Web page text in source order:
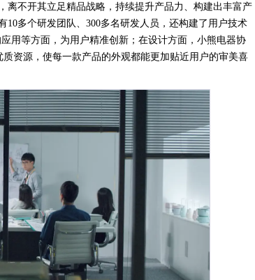
离不开其立足精品战略，持续提升产品力、构建出丰富产
多个研发团队、300多名研发人员，还构建了用户技术
用等方面，为用户精准创新；在设计方面，小熊电器协
资源，使每一款产品的外观都能更加贴近用户的审美喜